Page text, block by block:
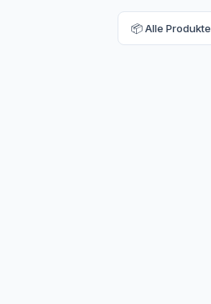
📦 Alle Produkte